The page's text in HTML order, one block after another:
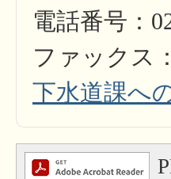
電話番号：
ファックス
下水道課へ